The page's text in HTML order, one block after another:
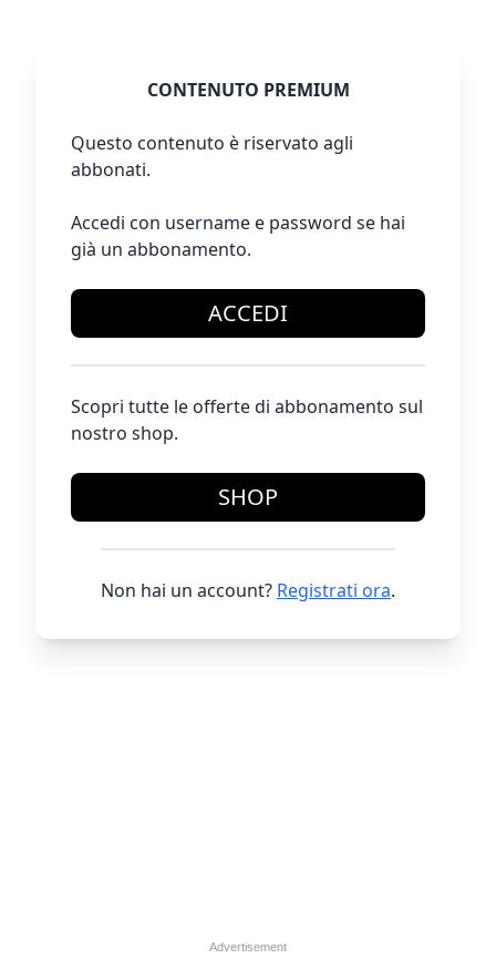
CONTENUTO PREMIUM
Questo contenuto è riservato agli
abbonati.
Accedi con username e password se hai
già un abbonamento.
ACCEDI
Scopri tutte le offerte di abbonamento sul
nostro shop.
SHOP
Non hai un account? Registrati ora.